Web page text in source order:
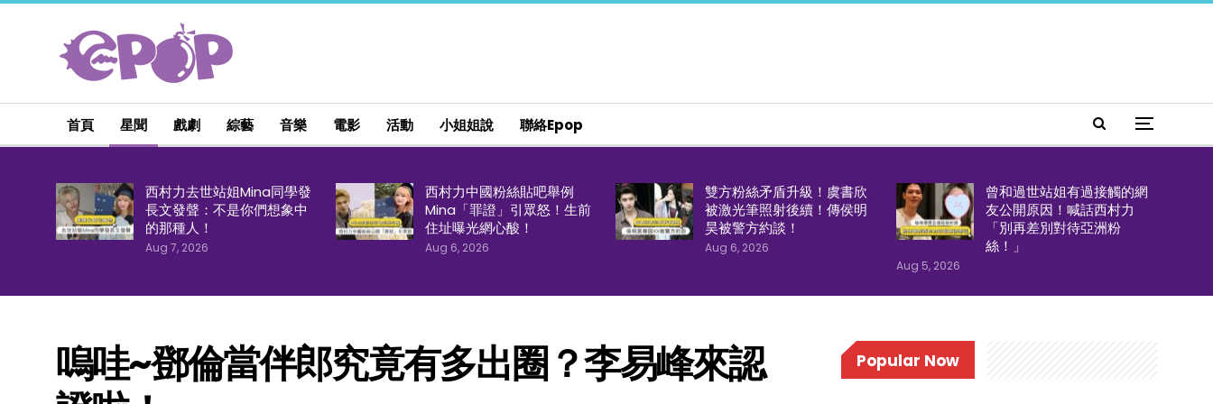
首頁 星聞 戲劇 綜藝 音樂 電影 活動 小姐姐說 聯絡epop
西村力去世站姐Mina同學發
長文發聲：不是你們想象中
的那種人！
Aug 7, 2026
西村力中國粉絲貼吧舉例
Mina「罪證」引眾怒！生前
住址曝光網心酸！
Aug 6, 2026
雙方粉絲矛盾升級！虞書欣
被激光筆照射後續！傳侯明
昊被警方約談！
Aug 6, 2026
曾和過世站姐有過接觸的網
友公開原因！喊話西村力
「別再差別對待亞洲粉
絲！」
Aug 5, 2026
嗚哇~鄧倫當伴郎究竟有多出圈？李易峰來認
Popular Now